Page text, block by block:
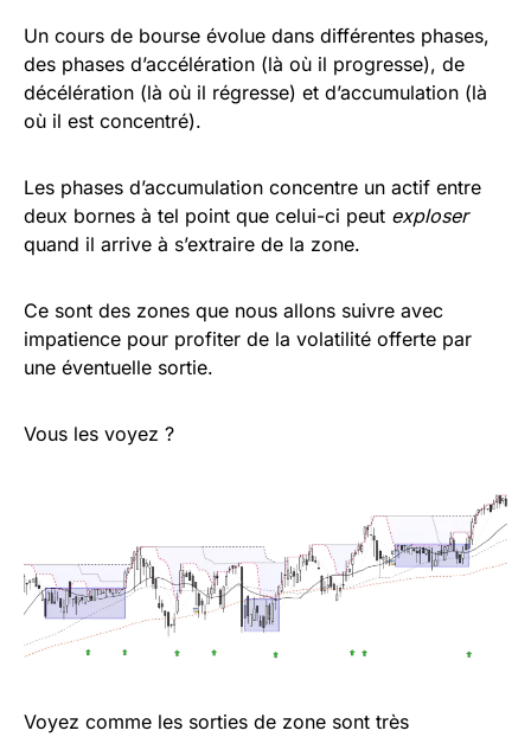
Un cours de bourse évolue dans différentes phases,
des phases d’accélération (là où il progresse), de
décélération (là où il régresse) et d’accumulation (là
où il est concentré).
Les phases d’accumulation concentre un actif entre
deux bornes à tel point que celui-ci peut exploser
quand il arrive à s’extraire de la zone.
Ce sont des zones que nous allons suivre avec
impatience pour profiter de la volatilité offerte par
une éventuelle sortie.
Vous les voyez ?
Voyez comme les sorties de zone sont très